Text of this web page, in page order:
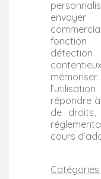
fonction
répondre
de droits,
cours
Catégories